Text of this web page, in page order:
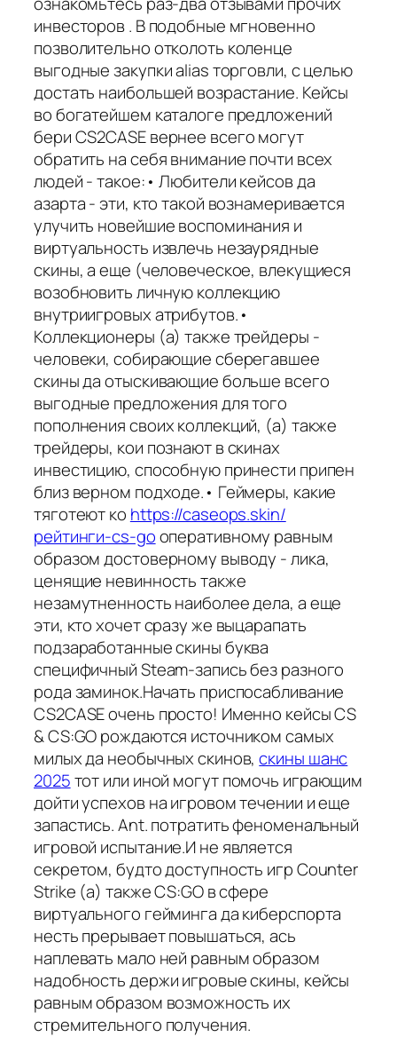
инвесторов . В подобные мгновенно
позволительно отколоть коленце
выгодные закупки alias торговли, с целью
достать наибольшей возрастание. Кейсы
во богатейшем каталоге предложений
бери CS2CASE вернее всего могут
обратить на себя внимание почти всех
людей - такое:• Любители кейсов да
азарта - эти, кто такой вознамеривается
улучить новейшие воспоминания и
виртуальность извлечь незаурядные
скины, а еще (человеческое, влекущиеся
возобновить личную коллекцию
внутриигровых атрибутов.•
Коллекционеры (а) также трейдеры -
человеки, собирающие сберегавшее
скины да отыскивающие больше всего
выгодные предложения для того
пополнения своих коллекций, (а) также
трейдеры, кои познают в скинах
инвестицию, способную принести припен
близ верном подходе.• Геймеры, какие
тяготеют ко https://caseops.skin/
рейтинги-cs-goоперативному равным
образом достоверному выводу - лика,
ценящие невинность также
незамутненность наиболее дела, а еще
эти, кто хочет сразу же выцарапать
подзаработанные скины буква
специфичный Steam-запись без разного
рода заминок.Начать приспосабливание
CS2CASE очень просто! Именно кейсы CS
& CS:GO рождаются источником самых
милых да необычных скинов,скины шанс
2025тот или иной могут помочь играющим
дойти успехов на игровом течении и еще
запастись. Ant. потратить феноменальный
игровой испытание.И не является
секретом, будто доступность игр Counter
Strike (а) также CS:GO в сфере
виртуального гейминга да киберспорта
несть прерывает повышаться, ась
наплевать мало ней равным образом
надобность держи игровые скины, кейсы
равным образом возможность их
стремительного получения.